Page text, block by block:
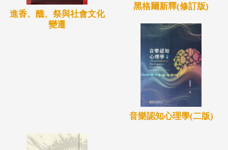
繁美・宋錫源・金錫根・徐興慶・緒形康氏らの、資
料の博捜と該博な学識に裏付けられた重厚かつヴィ
ヴィッドな論文が収められており、東アジアにおけ
る未解決な問題そのものの根源を問い返すためのヒ
ントが、賢明なる読者のために提供されている。
進香、醮、祭與社會文化
變遷
黑格爾新釋(修訂版)
音樂認知心理學(二版)